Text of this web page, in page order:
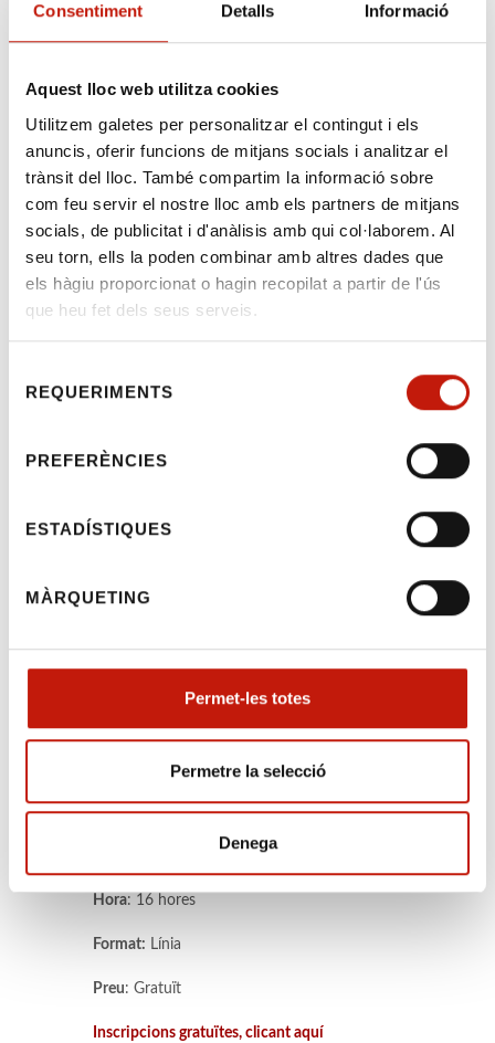
Consentiment Detalls Informació
Aquest lloc web utilitza cookies
Utilitzem galetes per personalitzar el contingut i els
anuncis, oferir funcions de mitjans socials i analitzar el
trànsit del lloc. També compartim la informació sobre
com feu servir el nostre lloc amb els partners de mitjans
socials, de publicitat i d'anàlisis amb qui col·laborem. Al
seu torn, ells la poden combinar amb altres dades que
els hàgiu proporcionat o hagin recopilat a partir de l'ús
que heu fet dels seus serveis.
REQUERIMENTS
PREFERÈNCIES
ESTADÍSTIQUES
MÀRQUETING
Permet-les totes
Permetre la selecció
Denega
Benvolgudes i benvolguts,
Benvinguda i presentació:
Excm. Sr. Joan Martinez
, president d’aquest
Consell de l’Advocacia Catalana i degà de
l’Il·lustre Col·legi d’Advocats de Granollers-
Sra. Imma Barral
Modera: Excma. Sra. Eulàlia Barros
degana de l’il·lustre Col·legi de l’Advocacia de
Sra. Rosario Arcas, responsable
Direcció General de Dret Entitats Jurídiques
Qualitat Democràtica.
Sr. Miquel A. Salazar, advocat, economista i
empresarial.
22 de setembre de 2025
Hora: 16 hores
Format: Línia
Preu: Gratuït
Inscripcions gratuïtes, clicant aquí